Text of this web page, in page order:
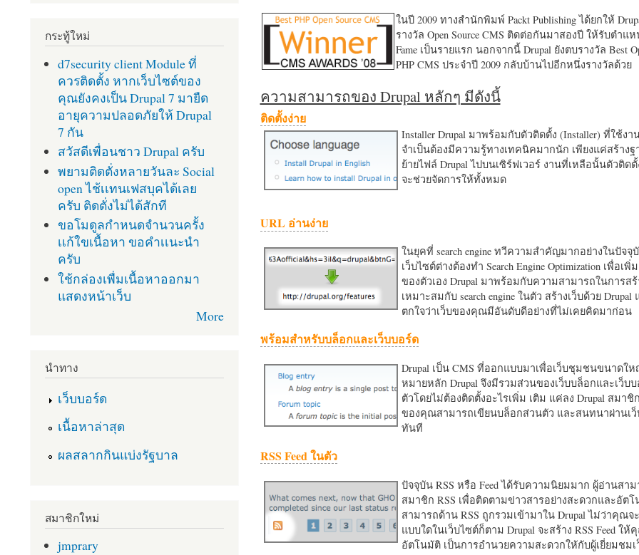
ในปี 2009 ทางสำนักพิมพ์ Packt Publishing ได้ยกให้
รางวัล Open Source CMS ติดต่อกันมาสองปี ให้รับตำแ
Fame เป็นรายแรก นอกจากนี้ Drupal ยังตบรางวัล Best
PHP CMS ประจำปี 2009 กลับบ้านไปอีกหนึ่งรางวัลด้วย
ความสามารถของ Drupal หลักๆ มีดังนี้
ติดตั้งง่าย
Installer Drupal มาพร้อมกับตัวติดตั้ง (Installer) ที่ใช้งา
จำเป็นต้องมีความรู้ทางเทคนิคมากนัก เพียงแค่สร้าง
ย้ายไฟล์ Drupal ไปบนเซิร์ฟเวอร์ งานที่เหลือนั้นตัวติดตั้
จะช่วยจัดการให้ทั้งหมด
URL อ่านง่าย
ในยุคที่ search engine ทวีความสำคัญมากอย่างในปัจจุ
เว็บไซต์ต่างต้องทำ Search Engine Optimization เพื่อเ
ของตัวเอง Drupal มาพร้อมกับความสามารถในการสร้
เหมาะสมกับ search engine ในตัว สร้างเว็บด้วย
ตกใจว่าเว็บของคุณมีอันดับดีอย่างที่ไม่เคยคิดมาก่อน
พร้อมสำหรับบล็อกและเว็บบอร์ด
Drupal เป็น CMS ที่ออกแบบมาเพื่อเว็บชุมชนขนาดให
หมายหลัก Drupal จึงมีรวมส่วนของเว็บบล็อกและเว็บ
ตัวโดยไม่ต้องติดตั้งอะไรเพิ่ม เติม แค่ลง Drupal สมาชิ
ของคุณสามารถเขียนบล็อกส่วนตัว และสนทนาผ่านเว็
ทันที
RSS Feed ในตัว
ปัจจุบัน RSS หรือ Feed ได้รับความนิยมมาก ผู้อ่านสา
สมาชิก RSS เพื่อติดตามข่าวสารอย่างสะดวกและอัต
สามารถด้าน RSS ถูกรวมเข้ามาใน Drupal ไม่ว่าคุณจ
แบบใดในเว็บไซต์ก็ตาม Drupal จะสร้าง RSS Feed ให้
อัตโนมัติ เป็นการอำนวยความสะดวกใหักับผู้เยี่ยมชม
กระทู้ใหม่
d7security client Module ที่
ควรติดตั้ง หากเว็บไซต์ของ
คุณยังคงเป็น Drupal 7 มายืด
อายุความปลอดภัยให้ Drupal
7 กัน
สวัสดีเพื่อนชาว Drupal ครับ
พยามติดตั่งหลายวันละ Social
open ไช้เเทนเฟสบุคได้เลย
ครับ ติดตั่งไม่ได้สักที
ขอโมดูลกำหนดจำนวนครั้ง
เเก้ใขเนื้อหา ขอคำเเนะนำ
ครับ
ใช้กล่องเพื่มเนื้อหาออกมา
แสดงหน้าเว็บ
More
นำทาง
เว็บบอร์ด
เนื้อหาล่าสุด
ผลสลากกินแบ่งรัฐบาล
สมาชิกใหม่
jmprary